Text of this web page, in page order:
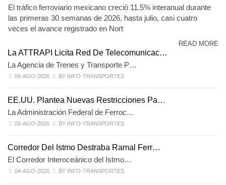
El tráfico ferroviario mexicano creció 11.5% interanual durante
las primeras 30 semanas de 2026, hasta julio, casi cuatro
veces el avance registrado en Nort
READ MORE
La ATTRAPI Licita Red De Telecomunicac…
La Agencia de Trenes y Transporte P…
06-AGO-2026 BY INFO-TRANSPORTES
EE.UU. Plantea Nuevas Restricciones Pa…
La Administración Federal de Ferroc…
05-AGO-2026 BY INFO-TRANSPORTES
Corredor Del Istmo Destraba Ramal Ferr…
El Corredor Interoceánico del Istmo…
04-AGO-2026 BY INFO-TRANSPORTES